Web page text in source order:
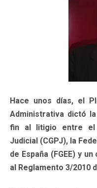
Hace unos días, el
Administrativa dictó
fin al litigio entre el
Judicial (CGPJ), la
de España (FGEE) y
al Reglamento 3/2010